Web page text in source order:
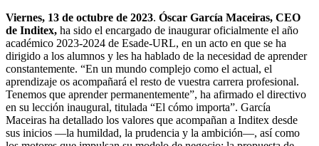
Viernes, 13 de octubre de 2023. Óscar García Maceiras, CEO
de Inditex, ha sido el encargado de inaugurar oficialmente el año
académico 2023-2024 de Esade-URL, en un acto en que se ha
dirigido a los alumnos y les ha hablado de la necesidad de aprender
constantemente. “En un mundo complejo como el actual, el
aprendizaje os acompañará el resto de vuestra carrera profesional.
Tenemos que aprender permanentemente”, ha afirmado el directivo
en su lección inaugural, titulada “El cómo importa”. García
Maceiras ha detallado los valores que acompañan a Inditex desde
sus inicios —la humildad, la prudencia y la ambición—, así como